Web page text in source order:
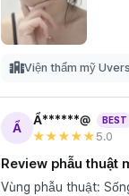
Viện thẩm mỹ
Ẩ
Ẩ******@ BEST
★★★★★ 5.0
Review phẫu thuật
Vùng phẫu thuật: